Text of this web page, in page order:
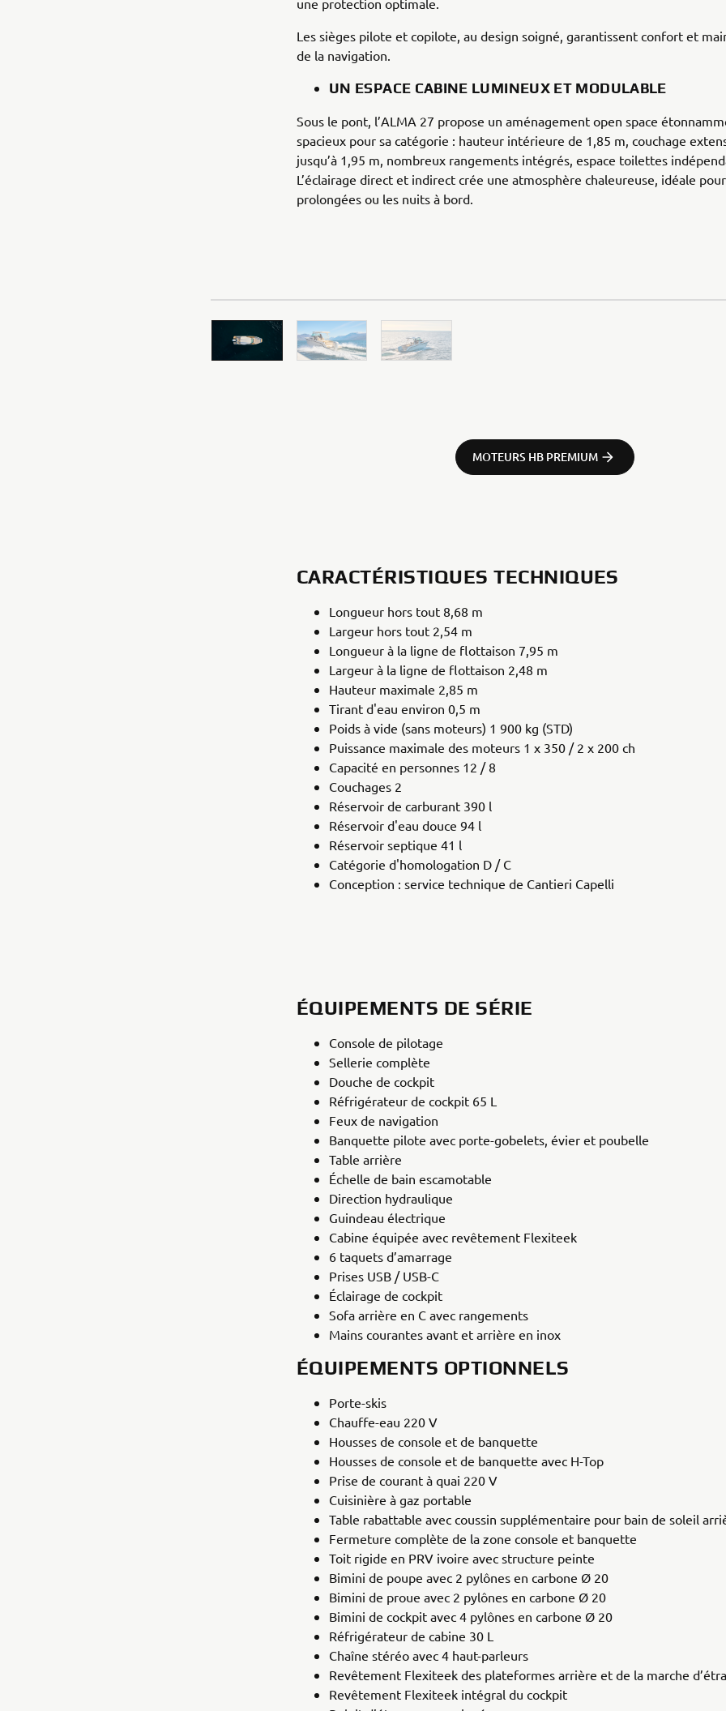
une protection optimale.
Les sièges pilote et copilote, au design soigné, garantissent confort et
de la navigation.
UN ESPACE CABINE LUMINEUX ET MODULABLE
Sous le pont, l’ALMA 27 propose un aménagement open space
spacieux pour sa catégorie : hauteur intérieure de 1,85 m, couchage
jusqu’à 1,95 m, nombreux rangements intégrés, espace toilettes
L’éclairage direct et indirect crée une atmosphère chaleureuse, idéale
prolongées ou les nuits à bord.
MOTEURS HB PREMIUM
CARACTÉRISTIQUES TECHNIQUES
Longueur hors tout 8,68 m
Largeur hors tout 2,54 m
Longueur à la ligne de flottaison 7,95 m
Largeur à la ligne de flottaison 2,48 m
Hauteur maximale 2,85 m
Tirant d'eau environ 0,5 m
Poids à vide (sans moteurs) 1 900 kg (STD)
Puissance maximale des moteurs 1 x 350 / 2 x 200 ch
Capacité en personnes 12 / 8
Couchages 2
Réservoir de carburant 390 l
Réservoir d'eau douce 94 l
Réservoir septique 41 l
Catégorie d'homologation D / C
Conception : service technique de Cantieri Capelli
ÉQUIPEMENTS DE SÉRIE
Console de pilotage
Sellerie complète
Douche de cockpit
Réfrigérateur de cockpit 65 L
Feux de navigation
Banquette pilote avec porte-gobelets, évier et poubelle
Table arrière
Échelle de bain escamotable
Direction hydraulique
Guindeau électrique
Cabine équipée avec revêtement Flexiteek
6 taquets d’amarrage
Prises USB / USB-C
Éclairage de cockpit
Sofa arrière en C avec rangements
Mains courantes avant et arrière en inox
ÉQUIPEMENTS OPTIONNELS
Porte-skis
Chauffe-eau 220 V
Housses de console et de banquette
Housses de console et de banquette avec H-Top
Prise de courant à quai 220 V
Cuisinière à gaz portable
Table rabattable avec coussin supplémentaire pour bain de soleil
Fermeture complète de la zone console et banquette
Toit rigide en PRV ivoire avec structure peinte
Bimini de poupe avec 2 pylônes en carbone Ø 20
Bimini de proue avec 2 pylônes en carbone Ø 20
Bimini de cockpit avec 4 pylônes en carbone Ø 20
Réfrigérateur de cabine 30 L
Chaîne stéréo avec 4 haut-parleurs
Revêtement Flexiteek des plateformes arrière et de la marche
Revêtement Flexiteek intégral du cockpit